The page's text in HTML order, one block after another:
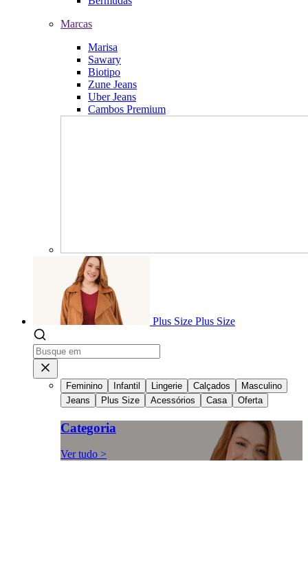
Marcas
Marisa
Sawary
Biotipo
Zune Jeans
Uber Jeans
Cambos Premium
Plus Size Plus Size
Feminino Infantil Lingerie Calçados
Masculino
Jeans
Plus Size Acessórios Casa Oferta
Categoria
Ver tudo >